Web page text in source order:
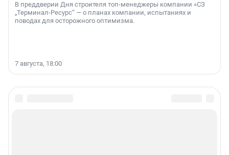
В преддверии Дня строителя топ-менеджеры компании «СЗ
„Терминал-Ресурс“ — о планах компании, испытаниях и
поводах для осторожного оптимизма.
7 августа, 18:00